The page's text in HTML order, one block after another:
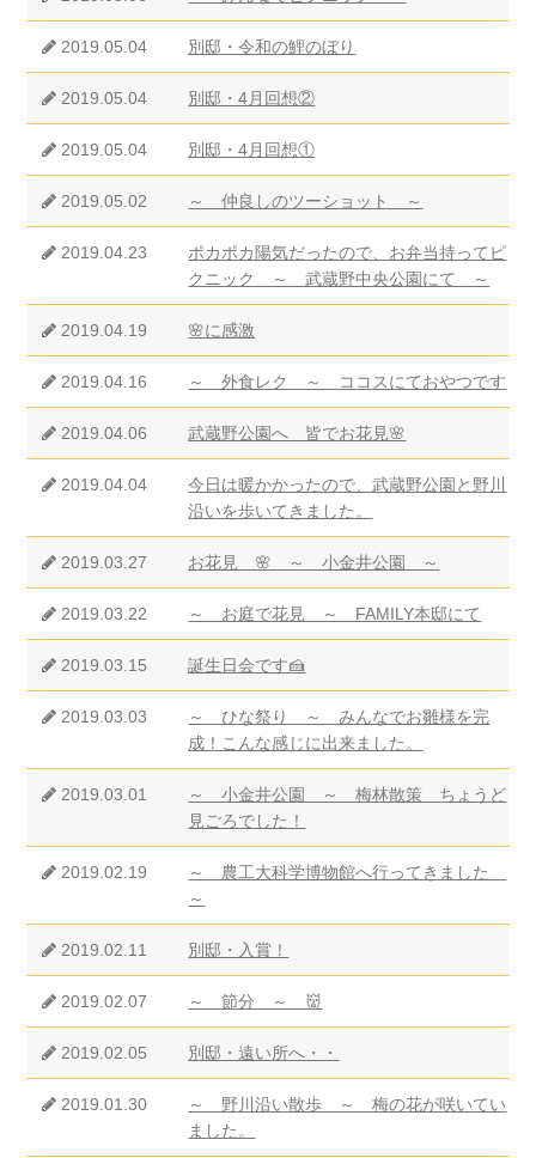
2019.05.04 別邸・令和の鯉のぼり
2019.05.04 別邸・4月回想②
2019.05.04 別邸・4月回想①
2019.05.02 ～ 仲良しのツーショット ～
2019.04.23
ポカポカ陽気だったので、お弁当持ってピ
クニック ～ 武蔵野中央公園にて ～
2019.04.19 🌸に感激
2019.04.16 ～ 外食レク ～ ココスにておやつです
2019.04.06 武蔵野公園へ 皆でお花見🌸
2019.04.04
今日は暖かかったので、武蔵野公園と野川
沿いを歩いてきました。
2019.03.27 お花見 🌸 ～ 小金井公園 ～
2019.03.22 ～ お庭で花見 ～ FAMILY本邸にて
2019.03.15 誕生日会です🍰
2019.03.03
～ ひな祭り ～ みんなでお雛様を完
成！こんな感じに出来ました。
2019.03.01
～ 小金井公園 ～ 梅林散策 ちょうど
見ごろでした！
2019.02.19
～ 農工大科学博物館へ行ってきました
～
2019.02.11 別邸・入賞！
2019.02.07 ～ 節分 ～ 👹
2019.02.05 別邸・遠い所へ・・
2019.01.30
～ 野川沿い散歩 ～ 梅の花が咲いてい
ました。